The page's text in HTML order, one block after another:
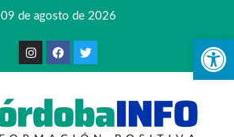
09 de agosto de 2026